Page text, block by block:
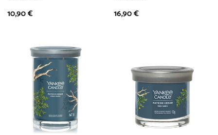
10,90€
16,90€